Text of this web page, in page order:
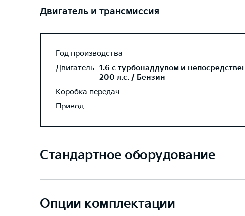
Двигатель и трансмиссия
Год производства
Двигатель 1.6 с турбонаддувом и
200 л.с. / Бензин
Коробка передач
Привод
Стандартное оборудование
Опции комплектации